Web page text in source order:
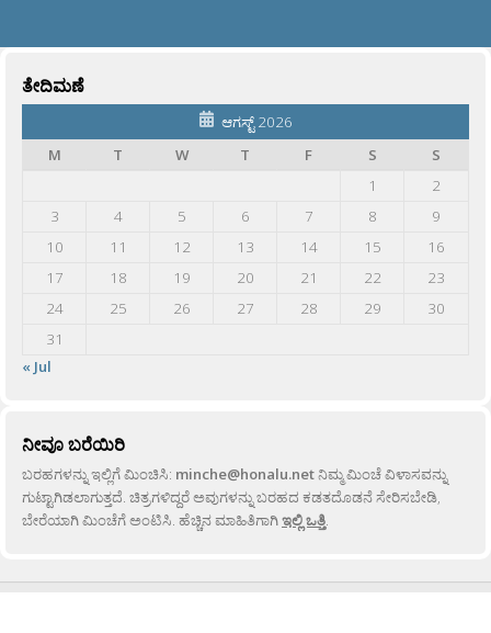
ತೇದಿಮಣೆ
ಆಗಸ್ಟ್ 2026
M
T W T F S
S
1
2
3
4 5 6 7 8
9
10
11 12 13 14 15
16
17
18 19 20 21 22
23
24
25 26 27 28 29
30
31
« Jul
ನೀವೂ ಬರೆಯಿರಿ
ಬರಹಗಳನ್ನು ಇಲ್ಲಿಗೆ ಮಿಂಚಿಸಿ: minche@honalu.netನಿಮ್ಮ ಮಿಂಚೆ ವಿಳಾಸವನ್ನು
ಗುಟ್ಟಾಗಿಡಲಾಗುತ್ತದೆ. ಚಿತ್ರಗಳಿದ್ದರೆ ಅವುಗಳನ್ನು ಬರಹದ ಕಡತದೊಡನೆ ಸೇರಿಸಬೇಡಿ,
ಬೇರೆಯಾಗಿ ಮಿಂಚೆಗೆ ಅಂಟಿಸಿ. ಹೆಚ್ಚಿನ ಮಾಹಿತಿಗಾಗಿಇಲ್ಲಿ ಒತ್ತಿ.